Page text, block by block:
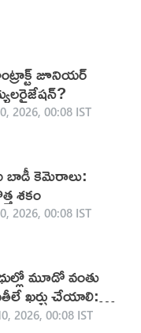
జూనియర్
2026, 00:08 IST
బాడీ కెమెరాలు:
శకం
2026, 00:08 IST
మూడో వంతు
ఖర్చు చేయాలి:
2026, 00:08 IST